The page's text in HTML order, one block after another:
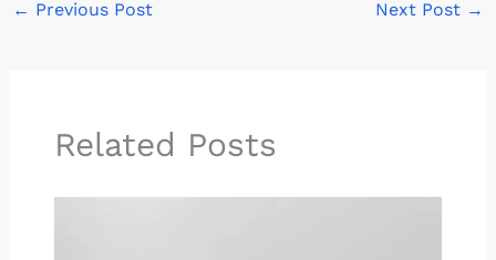
← Previous Post Next Post →
Related Posts